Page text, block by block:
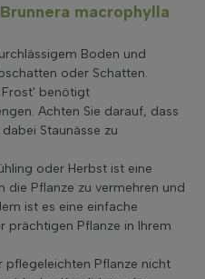
macrophylla
Boden und
oder Schatten.
Frost' benötigt
Achten Sie darauf, dass
Staunässe zu
oder Herbst ist eine
die Pflanze zu vermehren und
ist es eine einfache
prächtigen Pflanze in Ihrem
pflegeleichten Pflanze nicht